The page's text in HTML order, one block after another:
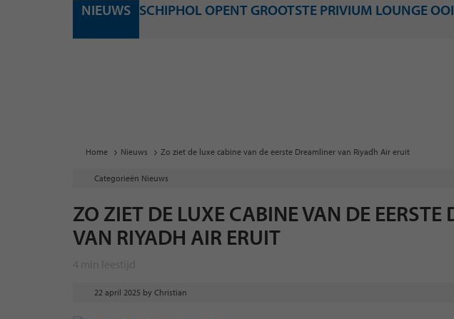
NIEUWS
Home Nieuws Zo ziet de luxe cabine van de eerste Dreamliner van Riyadh Air eruit
Categorieën Nieuws
ZO ZIET DE LUXE CABINE VAN DE EERSTE
VAN RIYADH AIR ERUIT
22 april 2025 by Christian